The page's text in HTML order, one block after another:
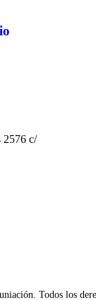
2576 c/
Todos los